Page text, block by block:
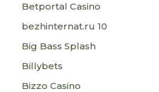
Betportal Casino
bezhinternat.ru 10
Big Bass Splash
Billybets
Bizzo Casino